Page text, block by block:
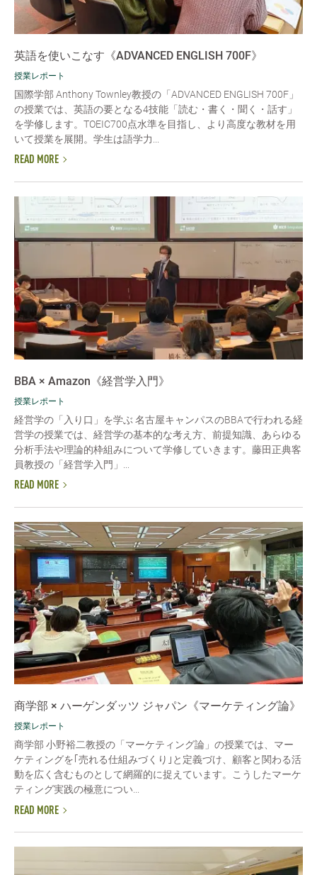
英語を使いこなす《ADVANCED ENGLISH 700F》
授業レポート
国際学部 Anthony Townley教授の「ADVANCED ENGLISH 700F」
の授業では、英語の要となる4技能「読む・書く・聞く・話す」
を学修します。TOEIC700点水準を目指し、より高度な教材を用
いて授業を展開。学生は語学力...
READ MORE
BBA × Amazon《経営学入門》
授業レポート
経営学の「入り口」を学ぶ 名古屋キャンパスのBBAで行われる経
営学の授業では、経営学の基本的な考え方、前提知識、あらゆる
分析手法や理論的枠組みについて学修していきます。藤田正典客
員教授の「経営学入門」...
READ MORE
商学部 × ハーゲンダッツ ジャパン《マーケティング論》
授業レポート
商学部 小野裕二教授の「マーケティング論」の授業では、マー
ケティングを｢売れる仕組みづくり｣と定義づけ、顧客と関わる活
動を広く含むものとして網羅的に捉えています。こうしたマーケ
ティング実践の極意につい...
READ MORE